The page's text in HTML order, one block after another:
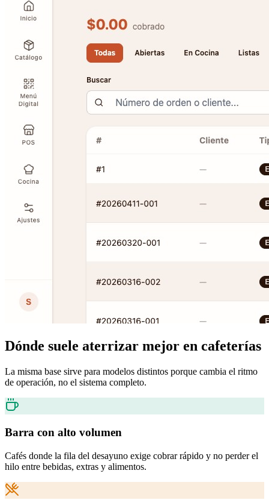
Dónde suele aterrizar mejor en cafeterías
La misma base sirve para modelos distintos porque cambia el ritmo
de operación, no el sistema completo.
Barra con alto volumen
Cafés donde la fila del desayuno exige cobrar rápido y no perder el
hilo entre bebidas, extras y alimentos.